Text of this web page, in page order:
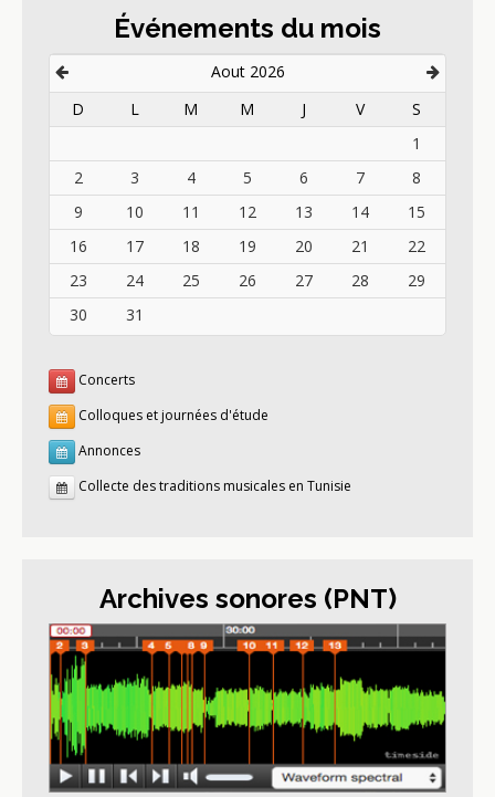
Événements du mois
Aout 2026
D
L M M J V
S
1
2
3 4 5 6 7
8
9
10 11 12 13 14
15
16
17 18 19 20 21
22
23
24 25 26 27 28
29
30
31
Concerts
Colloques et journées d'étude
Annonces
Collecte des traditions musicales en Tunisie
Archives sonores (PNT)